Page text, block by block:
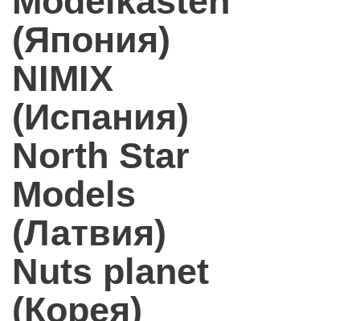
(Япония)
NIMIX
(Испания)
North Star
Models
(Латвия)
Nuts planet
(Корея)